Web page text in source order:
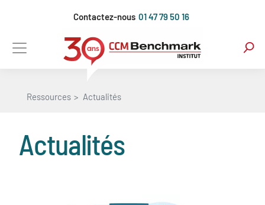
principal
Contactez-nous 01 47 79 50 16
Ressources Actualités
Actualités